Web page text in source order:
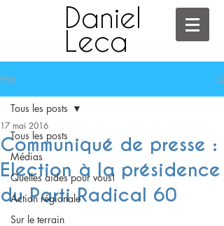
Daniel
Leca
Post
Tous les posts
Médias
Quelles aides pour vous!
Action régionale
Sur le terrain
Tous les posts
Communiqué de presse :
Election à la présidence
du Parti Radical 60
17 mai 2016